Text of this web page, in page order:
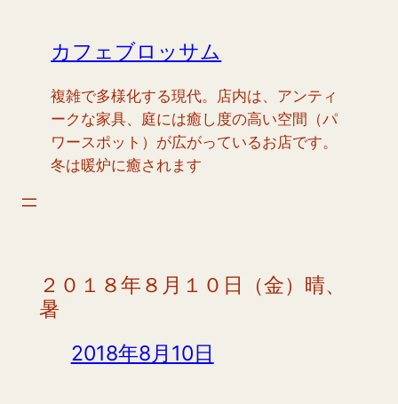
カフェブロッサム
複雑で多様化する現代。店内は、アンティ
ークな家具、庭には癒し度の高い空間（パ
ワースポット）が広がっているお店です。
冬は暖炉に癒されます
２０１８年８月１０日（金）晴、
暑
2018年8月10日